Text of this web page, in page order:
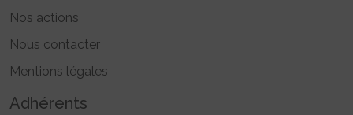
Nos actions
Nous contacter
Mentions légales
Adhérents